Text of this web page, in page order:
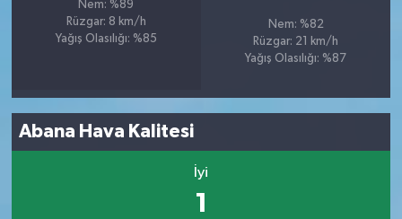
Nem: %89
Rüzgar: 8 km/h
Yağış Olasılığı: %85
Nem: %82
Rüzgar: 21 km/h
Yağış Olasılığı: %87
Abana Hava Kalitesi
İyi
1